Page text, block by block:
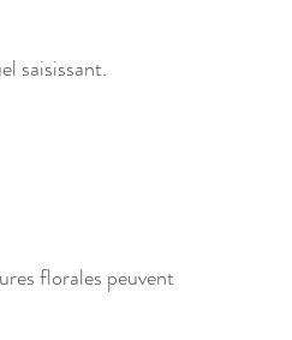
saisissant.
florales peuvent